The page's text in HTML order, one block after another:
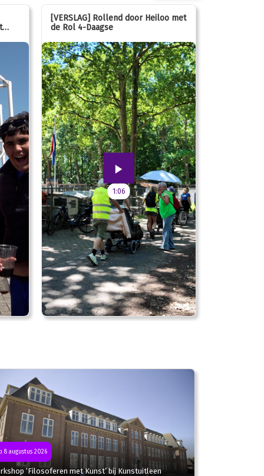
[VERSLAG] Rollend door Heiloo met
de Rol 4-Daagse
1:06
8 augustus 2026
‘Filosoferen met Kunst’ bij Kunstuitleen